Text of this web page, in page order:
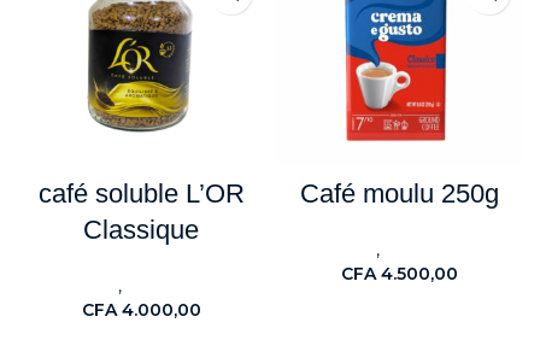
café soluble L’OR
Classique
,
CFA4.000,00
Café moulu 250g
,
CFA4.500,00